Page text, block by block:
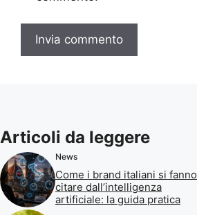
Articoli da leggere
News
Come i brand italiani si fanno
citare dall’intelligenza
artificiale: la guida pratica